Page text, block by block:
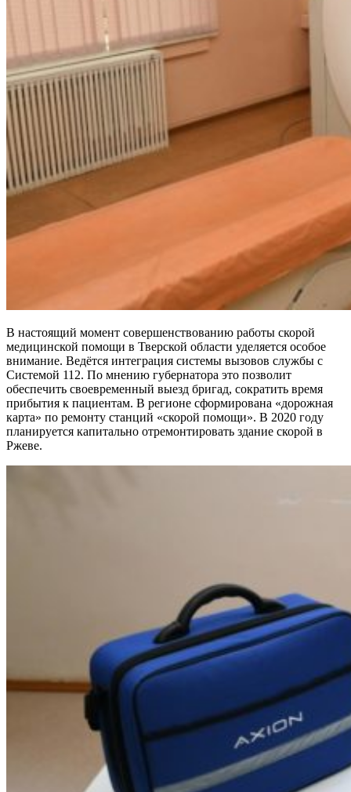
В настоящий момент совершенствованию работы скорой
медицинской помощи в Тверской области уделяется особое
внимание. Ведётся интеграция системы вызовов службы с
Системой 112. По мнению губернатора это позволит
обеспечить своевременный выезд бригад, сократить время
прибытия к пациентам. В регионе сформирована «дорожная
карта» по ремонту станций «скорой помощи». В 2020 году
планируется капитально отремонтировать здание скорой в
Ржеве.